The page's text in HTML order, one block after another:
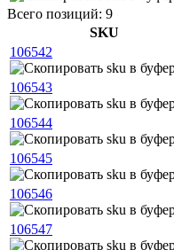
Всего позиций: 9
SKU
106542
106543
106544
106545
106546
106547